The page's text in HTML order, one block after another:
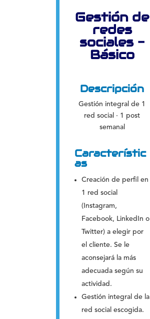
Gestión de
redes
sociales -
Básico
Descripción
Gestión integral de 1
red social · 1 post
semanal
Característic
as
Creación de perfil en
1 red social
(Instagram,
Facebook, LinkedIn o
Twitter) a elegir por
el cliente. Se le
aconsejará la más
adecuada según su
actividad.
Gestión integral de la
red social escogida.